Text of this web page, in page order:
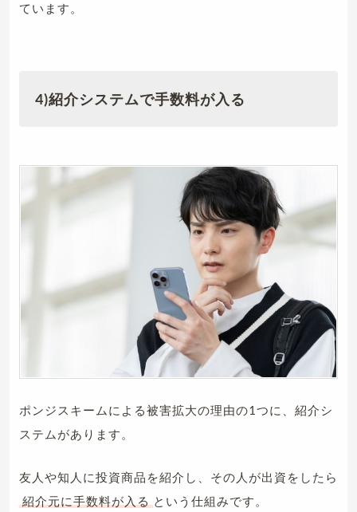
ています。
4)紹介システムで手数料が入る
ポンジスキームによる被害拡大の理由の1つに、紹介シ
ステムがあります。
友人や知人に投資商品を紹介し、その人が出資をしたら
紹介元に手数料が入る という仕組みです。